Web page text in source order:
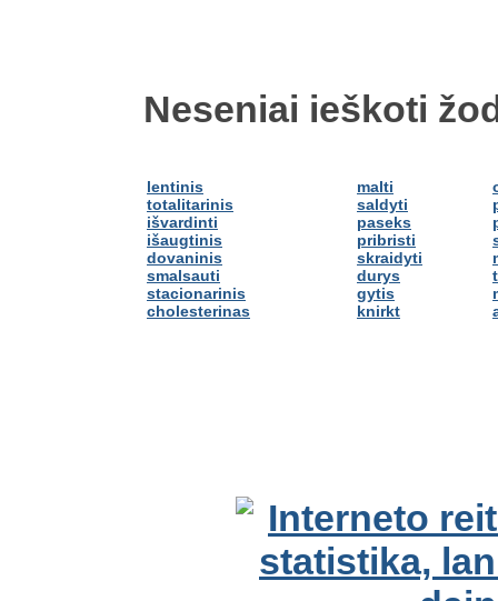
Neseniai ieškoti
lentinis
totalitarinis
išvardinti
išaugtinis
dovaninis
smalsauti
stacionarinis
cholesterinas
malti
saldyti
paseks
pribristi
skraidyti
durys
gytis
knirkt